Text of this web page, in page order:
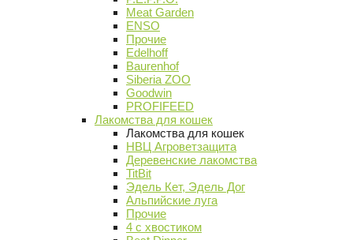
Meat Garden
ENSO
Прочие
Edelhoff
Baurenhof
Siberia ZOO
Goodwin
PROFIFEED
Лакомства для кошек
Лакомства для кошек
НВЦ Агроветзащита
Деревенские лакомства
TitBit
Эдель Кет, Эдель Дог
Альпийские луга
Прочие
4 с хвостиком